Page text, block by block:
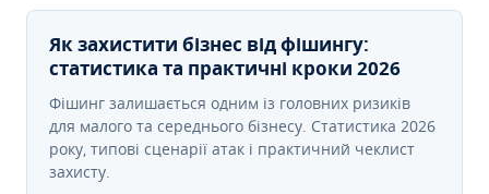
Як захистити бізнес від фішингу:
статистика та практичні кроки 2026
Фішинг залишається одним із головних ризиків
для малого та середнього бізнесу. Статистика 2026
року, типові сценарії атак і практичний чеклист
захисту.